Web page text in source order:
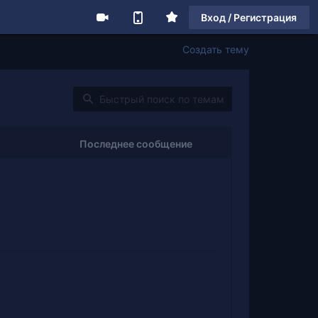
Вход / Регистрация
Создать тему
Последнее сообщение